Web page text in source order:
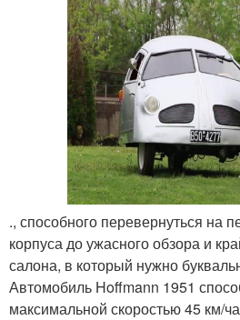
., способного перевернуться на
корпуса до ужасного обзора и
салона, в который нужно
Автомобиль Hoffmann 1951
максимальной скоростью 45 км/